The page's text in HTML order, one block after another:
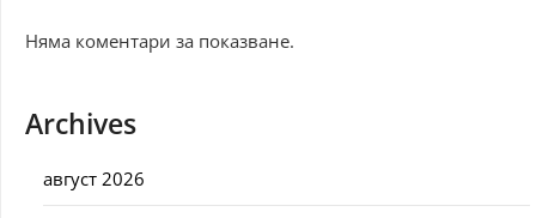
Няма коментари за показване.
Archives
август 2026